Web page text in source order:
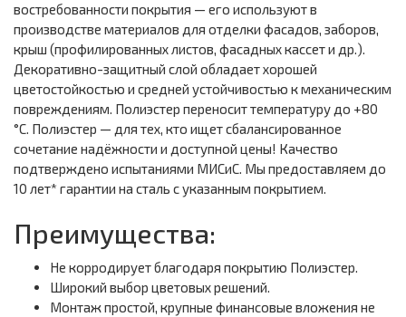
востребованности покрытия — его используют в
производстве материалов для отделки фасадов, заборов,
крыш (профилированных листов, фасадных кассет и др.).
Декоративно-защитный слой обладает хорошей
цветостойкостью и средней устойчивостью к механическим
повреждениям. Полиэстер переносит температуру до +80
°С. Полиэстер — для тех, кто ищет сбалансированное
сочетание надёжности и доступной цены! Качество
подтверждено испытаниями МИСиС. Мы предоставляем до
10 лет* гарантии на сталь с указанным покрытием.
Преимущества:
Не корродирует благодаря покрытию Полиэстер.
Широкий выбор цветовых решений.
Монтаж простой, крупные финансовые вложения не